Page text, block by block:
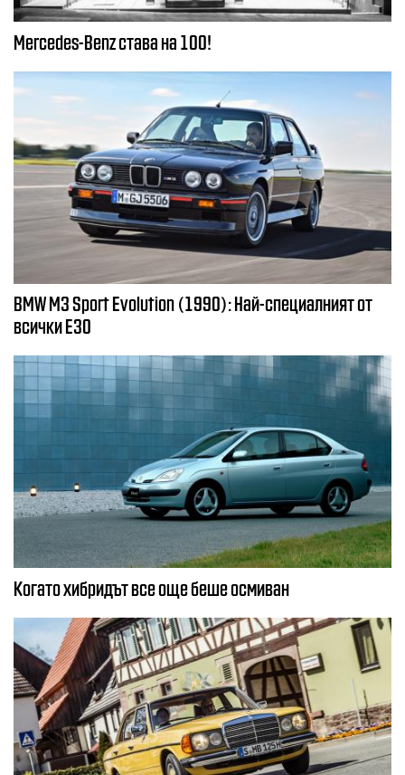
Mercedes-Benz става на 100!
BMW M3 Sport Evolution (1990): Най-специалният от
всички E30
Когато хибридът все още беше осмиван